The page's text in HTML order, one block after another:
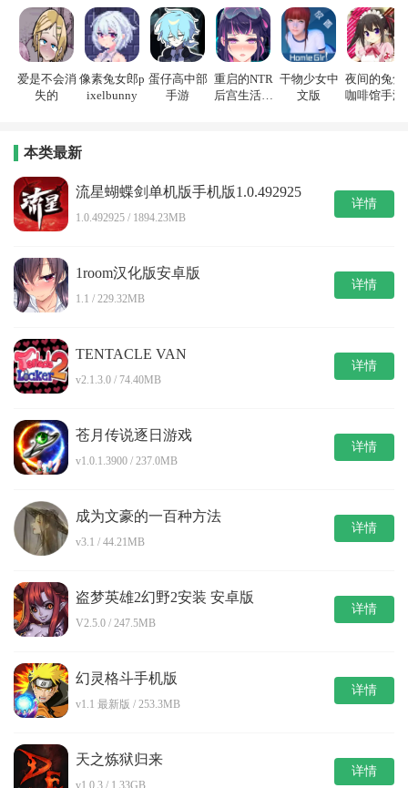
爱是不会消
失的
像素兔女郎p
ixelbunny
蛋仔高中部
手游
重启的NTR
后宫生活游
干物少女中
文版
夜间的兔兔
咖啡馆手游
本类最新
流星蝴蝶剑单机版手机版1.0.492925
1.0.492925 / 1894.23MB
详情
1room汉化版安卓版
1.1 / 229.32MB
详情
TENTACLE VAN
v2.1.3.0 / 74.40MB
详情
苍月传说逐日游戏
v1.0.1.3900 / 237.0MB
详情
成为文豪的一百种方法
v3.1 / 44.21MB
详情
盗梦英雄2幻野2安装 安卓版
V2.5.0 / 247.5MB
详情
幻灵格斗手机版
v1.1 最新版 / 253.3MB
详情
天之炼狱归来
v1.0.3 / 1.33GB
详情